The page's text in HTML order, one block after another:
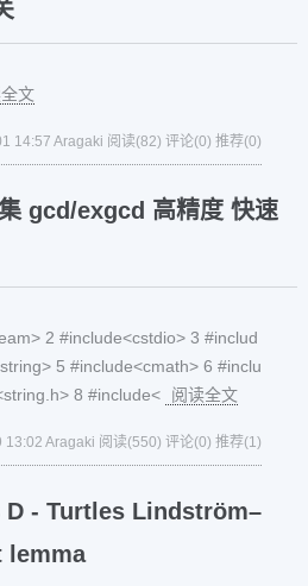
文
14:57 Aragaki 阅读(82) 评论(0) 推荐(0)
gcd/exgcd 高精度 快速
2 #include<cstdio> 3 #includ
5 #include<cmath> 6 #inclu
8 #include<
阅读全文
13:02 Aragaki 阅读(550) 评论(0) 推荐(1)
D - Turtles Lindström–
lemma